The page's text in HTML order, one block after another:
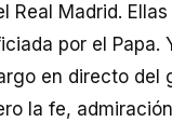
Real Madrid.
por el Papa.
en directo del
la fe,